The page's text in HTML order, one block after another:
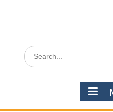
Search
for: